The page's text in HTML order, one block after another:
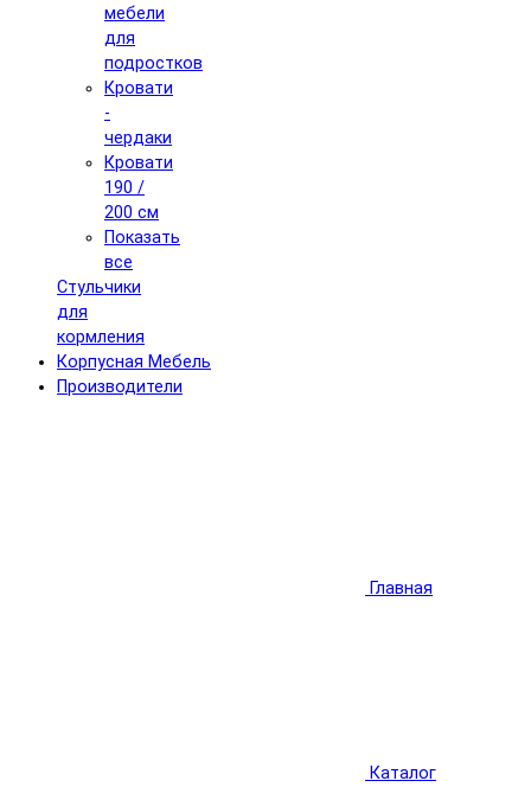
мебели
для
подростков
Кровати
-
чердаки
Кровати
190 /
200 см
Показать
все
Стульчики
для
кормления
Корпусная Мебель
Производители
Главная
Каталог